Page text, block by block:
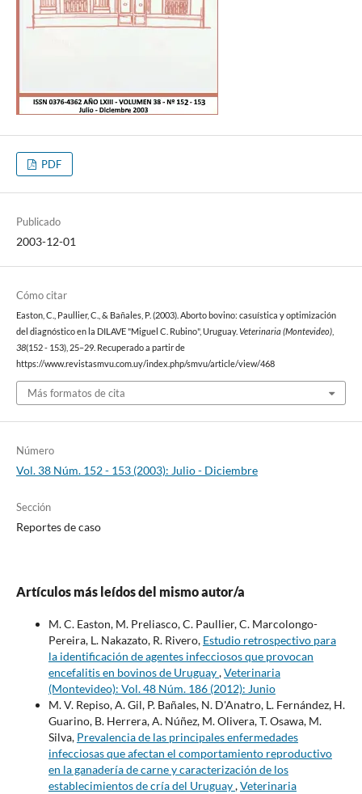
PDF
Publicado
2003-12-01
Cómo citar
Easton, C., Paullier, C., & Bañales, P. (2003). Aborto bovino: casuística y optimización
del diagnóstico en la DILAVE "Miguel C. Rubino", Uruguay. Veterinaria (Montevideo),
38(152 - 153), 25–29. Recuperado a partir de
https://www.revistasmvu.com.uy/index.php/smvu/article/view/468
Más formatos de cita
Número
Vol. 38 Núm. 152 - 153 (2003): Julio - Diciembre
Sección
Reportes de caso
Artículos más leídos del mismo autor/a
M. C. Easton, M. Preliasco, C. Paullier, C. Marcolongo-
Pereira, L. Nakazato, R. Rivero, Estudio retrospectivo para
la identificación de agentes infecciosos que provocan
encefalitis en bovinos de Uruguay,Veterinaria
(Montevideo): Vol. 48 Núm. 186 (2012): Junio
M. V. Repiso, A. Gil, P. Bañales, N. D'Anatro, L. Fernández, H.
Guarino, B. Herrera, A. Núñez, M. Olivera, T. Osawa, M.
Silva, Prevalencia de las principales enfermedades
infecciosas que afectan el comportamiento reproductivo
en la ganadería de carne y caracterización de los
establecimientos de cría del Uruguay,Veterinaria